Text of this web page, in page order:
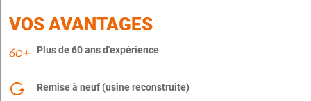
VOS AVANTAGES
Plus de 60 ans d'expérience
Remise à neuf (usine reconstruite)